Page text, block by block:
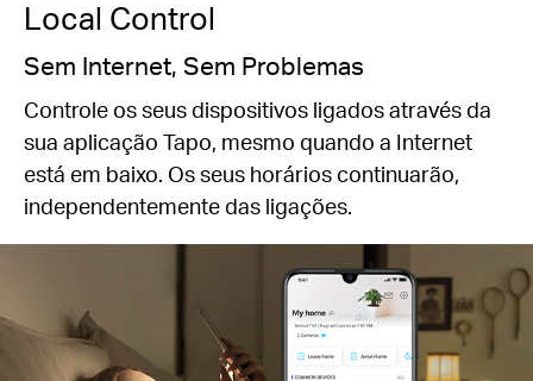
Local Control
Sem Internet, Sem Problemas
Controle os seus dispositivos ligados através da
sua aplicação Tapo, mesmo quando a Internet
está em baixo. Os seus horários continuarão,
independentemente das ligações.